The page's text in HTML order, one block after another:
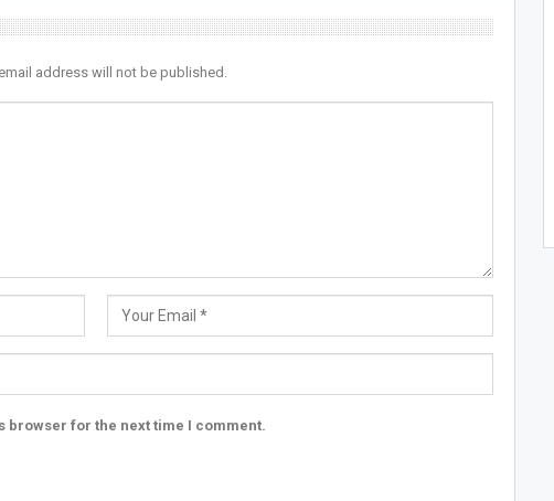
address will not be published.
browser for the next time I comment.